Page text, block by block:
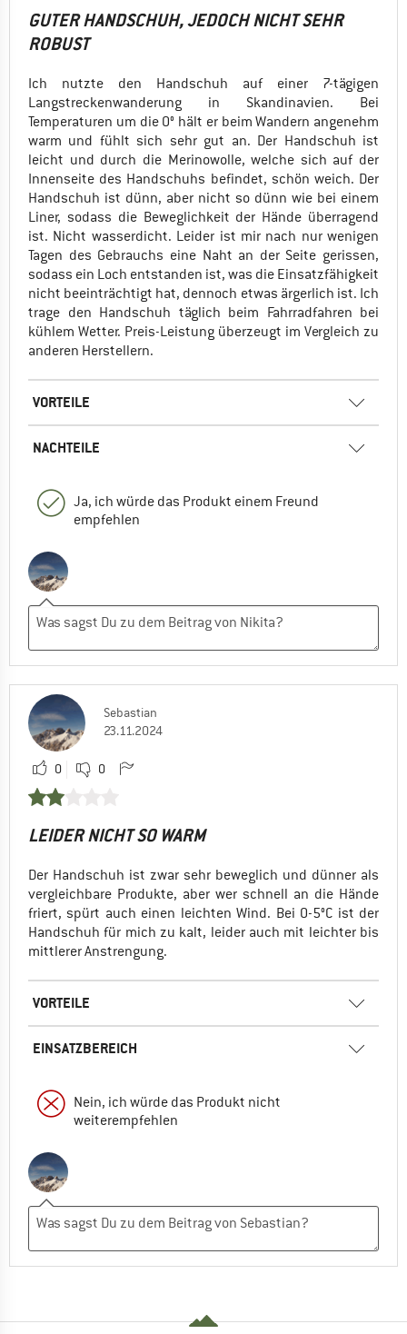
GUTER HANDSCHUH, JEDOCH NICHT SEHR
ROBUST
Ich nutzte den Handschuh auf einer 7-tägigen
Langstreckenwanderung in Skandinavien. Bei
Temperaturen um die 0° hält er beim Wandern angenehm
warm und fühlt sich sehr gut an. Der Handschuh ist
leicht und durch die Merinowolle, welche sich auf der
Innenseite des Handschuhs befindet, schön weich. Der
Handschuh ist dünn, aber nicht so dünn wie bei einem
Liner, sodass die Beweglichkeit der Hände überragend
ist. Nicht wasserdicht. Leider ist mir nach nur wenigen
Tagen des Gebrauchs eine Naht an der Seite gerissen,
sodass ein Loch entstanden ist, was die Einsatzfähigkeit
nicht beeinträchtigt hat, dennoch etwas ärgerlich ist. Ich
trage den Handschuh täglich beim Fahrradfahren bei
kühlem Wetter. Preis-Leistung überzeugt im Vergleich zu
anderen Herstellern.
VORTEILE
NACHTEILE
Ja, ich würde das Produkt einem Freund
empfehlen
Sebastian
23.11.2024
0 0
LEIDER NICHT SO WARM
Der Handschuh ist zwar sehr beweglich und dünner als
vergleichbare Produkte, aber wer schnell an die Hände
friert, spürt auch einen leichten Wind. Bei 0-5°C ist der
Handschuh für mich zu kalt, leider auch mit leichter bis
mittlerer Anstrengung.
VORTEILE
EINSATZBEREICH
Nein, ich würde das Produkt nicht
weiterempfehlen